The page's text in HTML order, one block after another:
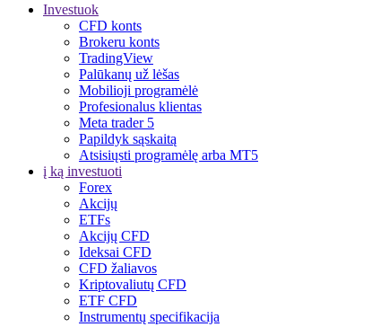
Investuok
CFD konts
Brokeru konts
TradingView
Palūkanų už lėšas
Mobilioji programėlė
Profesionalus klientas
Meta trader 5
Papildyk sąskaitą
Atsisiųsti programėlę arba MT5
į ką investuoti
Forex
Akcijų
ETFs
Akcijų CFD
Ideksai CFD
CFD žaliavos
Kriptovaliutų CFD
ETF CFD
Instrumentų specifikacija